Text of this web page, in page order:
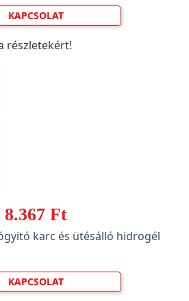
KAPCSOLAT
részletekért!
8.367 Ft
karc és ütésálló hidrogél
KAPCSOLAT